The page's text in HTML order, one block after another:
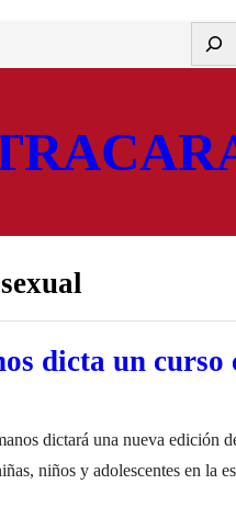
dicta un
dictará una nueva edición
niños y adolescentes en la